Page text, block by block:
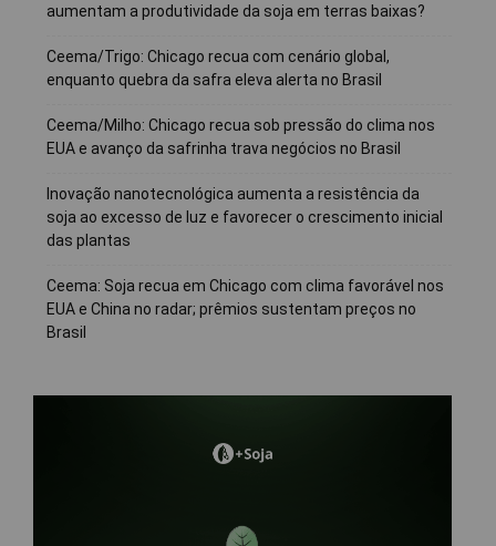
aumentam a produtividade da soja em terras baixas?
Ceema/Trigo: Chicago recua com cenário global,
enquanto quebra da safra eleva alerta no Brasil
Ceema/Milho: Chicago recua sob pressão do clima nos
EUA e avanço da safrinha trava negócios no Brasil
Inovação nanotecnológica aumenta a resistência da
soja ao excesso de luz e favorecer o crescimento inicial
das plantas
Ceema: Soja recua em Chicago com clima favorável nos
EUA e China no radar; prêmios sustentam preços no
Brasil